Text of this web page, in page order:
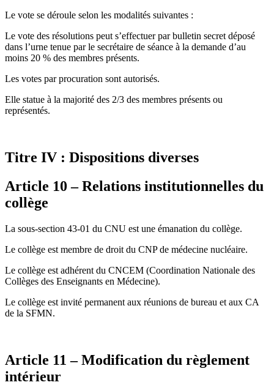
Le vote se déroule selon les modalités suivantes :
Le vote des résolutions peut s’effectuer par bulletin secret déposé
dans l’urne tenue par le secrétaire de séance à la demande d’au
moins 20 % des membres présents.
Les votes par procuration sont autorisés.
Elle statue à la majorité des 2/3 des membres présents ou
représentés.
Titre IV : Dispositions diverses
Article 10 – Relations institutionnelles du
collège
La sous-section 43-01 du CNU est une émanation du collège.
Le collège est membre de droit du CNP de médecine nucléaire.
Le collège est adhérent du CNCEM (Coordination Nationale des
Collèges des Enseignants en Médecine).
Le collège est invité permanent aux réunions de bureau et aux CA
de la SFMN.
Article 11 – Modification du règlement
intérieur